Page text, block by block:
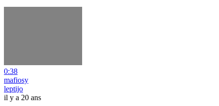
0:38
mafiosy
leptijo
il y a 20 ans